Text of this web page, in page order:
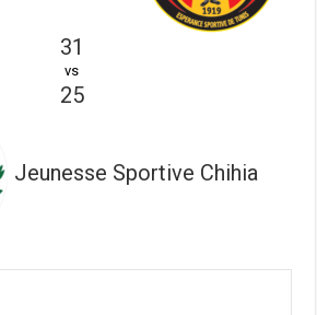
31
vs
25
Jeunesse Sportive Chihia